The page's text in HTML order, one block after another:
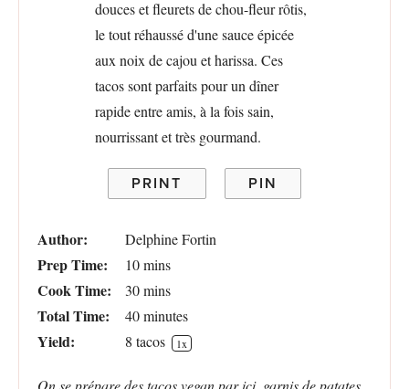
PRINT PIN
Author: Delphine Fortin
Prep Time: 10 mins
Cook Time: 30 mins
Total Time: 40 minutes
Yield: 8 tacos 1x
On se prépare des tacos vegan par ici, garnis de patates